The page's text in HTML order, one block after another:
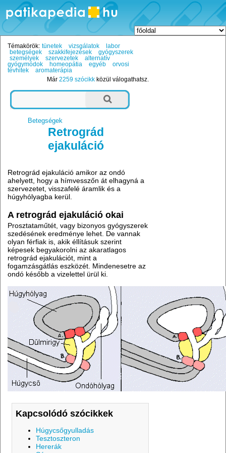
Témakörök: tünetek vizsgálatok
labor
betegségek
szakkifejezések
gyógyszerek
személyek
szervezetek
alternatív
gyógymódok
homeopátia egyéb
orvosi
tévhitek
aromaterápia
Már2259 szócikk közül válogathatsz.
Betegségek
Retrográd
ejakuláció
Retrográd ejakuláció amikor az ondó
ahelyett, hogy a hímvesszőn át elhagyná a
szervezetet, visszafelé áramlik és a
húgyhólyagba kerül.
A retrográd ejakuláció okai
Prosztataműtét, vagy bizonyos gyógyszerek
szedésének eredménye lehet. De vannak
olyan férfiak is, akik éllításuk szerint
képesek begyakorolni az akaratlagos
retrográd ejakulációt, mint a
fogamzásgátlás eszközét. Mindenesetre az
ondó később a vizelettel ürül ki.
Kapcsolódó szócikkek
Húgycsőgyulladás
Tesztoszteron
Hererák